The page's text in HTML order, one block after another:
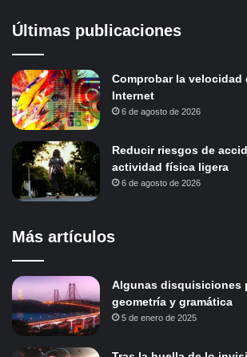
Últimas publicaciones
Comprobar la velocidad
Internet
6 de agosto de 2026
Reducir riesgos de
actividad física ligera
6 de agosto de 2026
Más artículos
Algunas disquisiciones
geometría y gramática
5 de enero de 2025